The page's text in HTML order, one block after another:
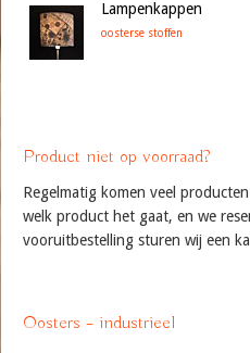
Lampenkappen
oosterse stoffen
Product niet op voorraad?
Regelmatig komen veel
welk product het gaat, en we
vooruitbestelling sturen wij een
Oosters – industrieel